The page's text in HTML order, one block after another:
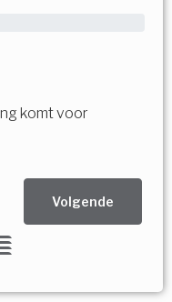
komt voor
Volgende